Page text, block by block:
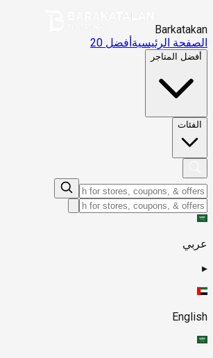
Barkatakan
الصفحة الرئيسيةأفضل 20
أفضل المتاجر
الفئات
عربي
▸
English